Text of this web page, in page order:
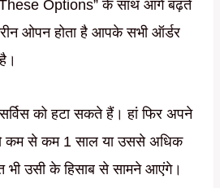
Options” के साथ आगे बढ़ते
ओपन होता है आपके सभी ऑर्डर
को हटा सकते हैं। हां फिर अपने
कम से कम 1 साल या उससे अधिक
उसी के हिसाब से सामने आएंगे।